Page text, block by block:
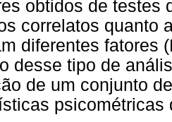
obtidos de testes
correlatos quanto
diferentes fatores
desse tipo de
de um conjunto